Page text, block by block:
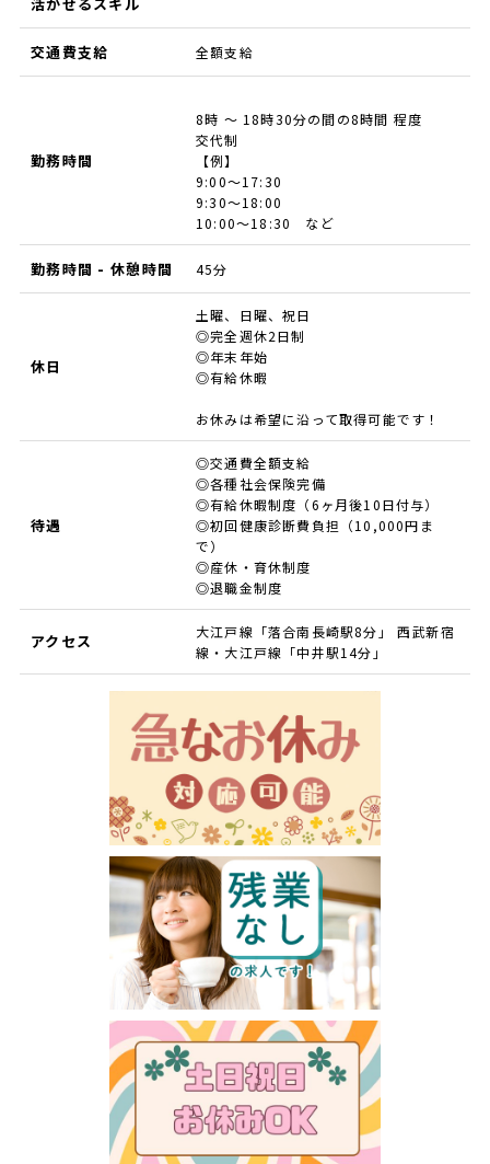
交通費支給 全額支給
勤務時間
8時 ～ 18時30分の間の8時間 程度
交代制
【例】
9:00～17:30
9:30～18:00
10:00～18:30 など
勤務時間 - 休憩時間 45分
休日
土曜、日曜、祝日
◎完全週休2日制
◎年末年始
◎有給休暇
お休みは希望に沿って取得可能です！
待遇
◎交通費全額支給
◎各種社会保険完備
◎有給休暇制度（6ヶ月後10日付与）
◎初回健康診断費負担（10,000円ま
で）
◎産休・育休制度
◎退職金制度
アクセス
大江戸線「落合南長崎駅8分」 西武新宿
線・大江戸線「中井駅14分」